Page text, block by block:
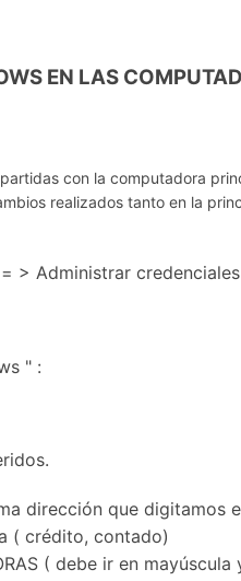
EN LAS
con la computadora
realizados tanto en la
> Administrar
" :
dirección que digitamos
( crédito, contado)
( debe ir en mayúscula